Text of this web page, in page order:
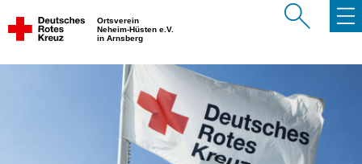
Ortsverein
Neheim-Hüsten e.V.
in Arnsberg